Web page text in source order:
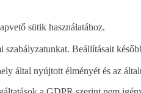
sütik használatához.
Beállításait
által nyújtott élményét és az